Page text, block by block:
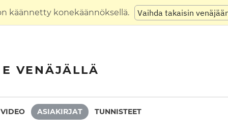
käännetty konekäännöksellä. Vaihda takaisin
VENÄJÄLLÄ
VIDEO ASIAKIRJAT TUNNISTEET